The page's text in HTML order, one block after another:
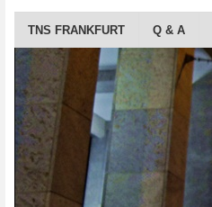
TNS FRANKFURT Q & A